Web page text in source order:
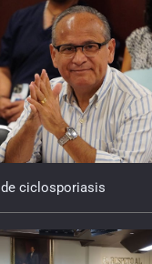
de ciclosporiasis